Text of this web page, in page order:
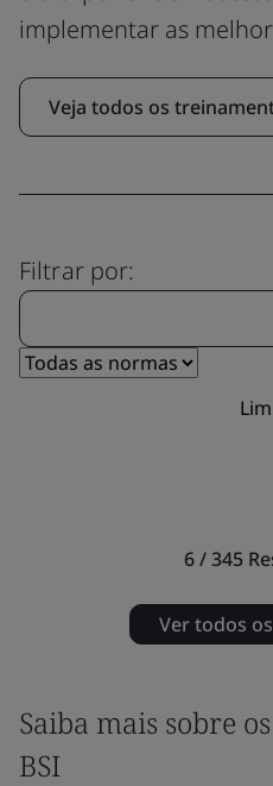
implementar as
Veja todos os
Filtrar por:
6 / 345
Ver todos
Saiba mais sobre
BSI